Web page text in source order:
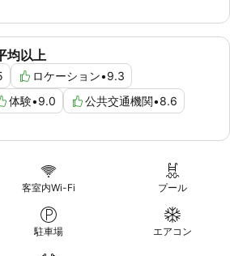
均以上
ロケーション•9.3
体験•9.0 公共交通機関•8.6
客室内Wi-Fi プール
駐車場 エアコン